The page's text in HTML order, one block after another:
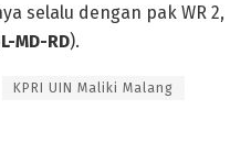
selalu dengan pak WR 2,
MD-RD).
KPRI UIN Maliki Malang